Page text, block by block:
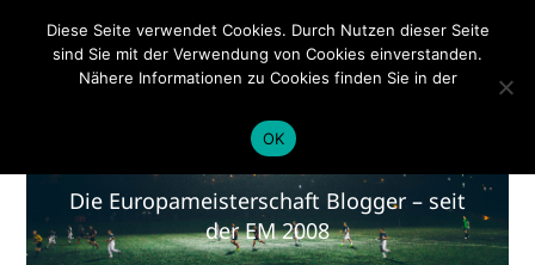
EM 2020
EM 2020
Die Europameisterschaft Blogger – seit
der EM 2008
Diese Seite verwendet Cookies. Durch Nutzen dieser Seite
sind Sie mit der Verwendung von Cookies einverstanden.
Nähere Informationen zu Cookies finden Sie in der
OK